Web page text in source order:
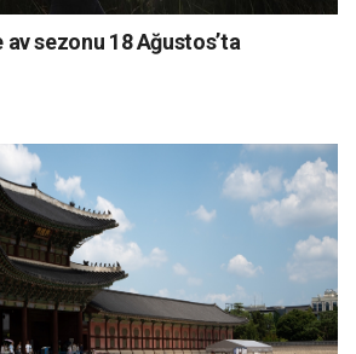
sezonu 18 Ağustos’ta